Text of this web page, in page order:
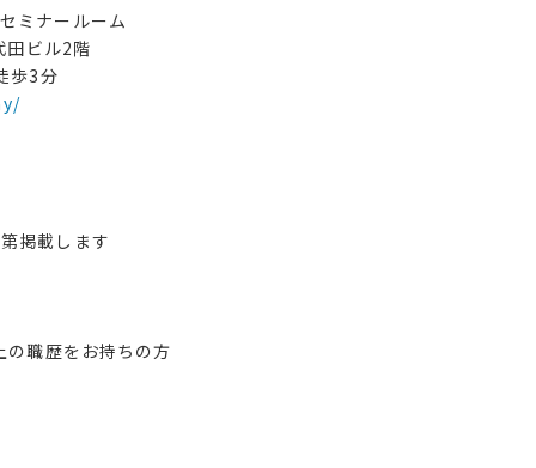
ミナールーム
ビル2階
歩3分
掲載します
職歴をお持ちの方